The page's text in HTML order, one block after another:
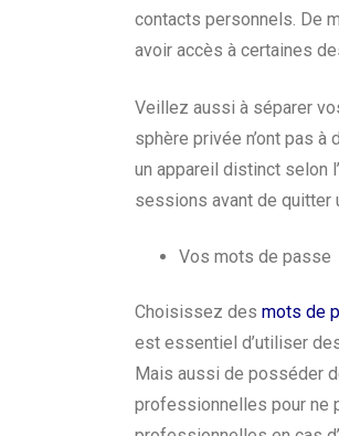
contacts personnels. De
avoir accès à certaines
Veillez aussi à séparer
sphère privée n’ont pas
un appareil distinct selon
sessions avant de quitter
Vos mots de passe
Choisissez des mots de
est essentiel d’utiliser
Mais aussi de posséder
professionnelles pour ne